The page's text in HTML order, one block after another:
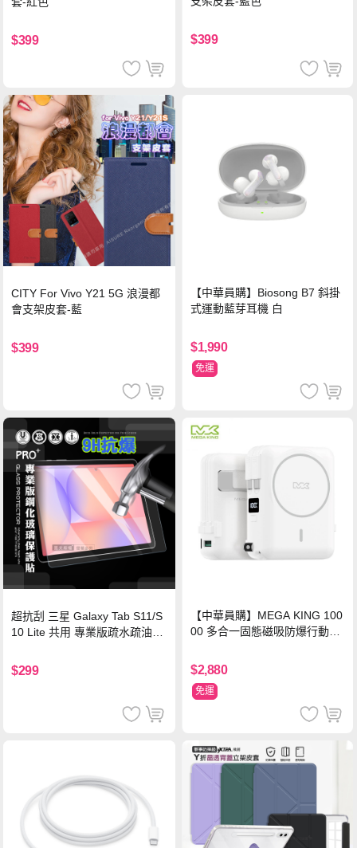
$399 $399
CITY For Vivo Y21 5G 浪漫都
會支架皮套-藍
$399
【中華員購】Biosong B7 斜掛
式運動藍芽耳機 白
$1,990
免運
超抗刮 三星 Galaxy Tab S11/S
10 Lite 共用 專業版疏水疏油9H
$299
【中華員購】MEGA KING 100
00 多合一固態磁吸防爆行動電
$2,880
免運